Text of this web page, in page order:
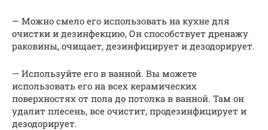
— Можно смело его использовать на кухне для
очистки и дезинфекцию, Он способствует дренажу
раковины, очищает, дезинфицирует и дезодорирует.
— Используйте его в ванной. Вы можете
использовать его на всех керамических
поверхностях от пола до потолка в ванной. Там он
удалит плесень, все очистит, продезинфицирует и
дезодорирует.